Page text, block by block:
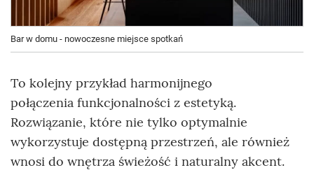
Bar w domu - nowoczesne miejsce spotkań
To kolejny przykład harmonijnego
połączenia funkcjonalności z estetyką.
Rozwiązanie, które nie tylko optymalnie
wykorzystuje dostępną przestrzeń, ale również
wnosi do wnętrza świeżość i naturalny akcent.